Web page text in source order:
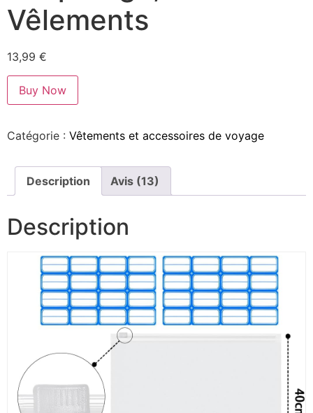
Vêlements
13,99 €
Buy Now
Catégorie : Vêtements et accessoires de voyage
Description Avis (13)
Description